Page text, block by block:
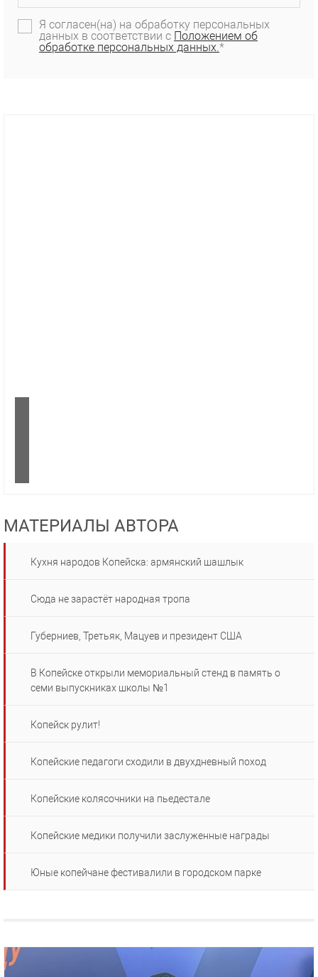
Я согласен(на) на обработку персональных
данных в соответствии с Положением об
обработке персональных данных. *
МАТЕРИАЛЫ АВТОРА
Кухня народов Копейска: армянский шашлык
Сюда не зарастёт народная тропа
Губерниев, Третьяк, Мацуев и президент США
В Копейске открыли мемориальный стенд в память о
семи выпускниках школы №1
Копейск рулит!
Копейские педагоги сходили в двухдневный поход
Копейские колясочники на пьедестале
Копейские медики получили заслуженные награды
Юные копейчане фестивалили в городском парке